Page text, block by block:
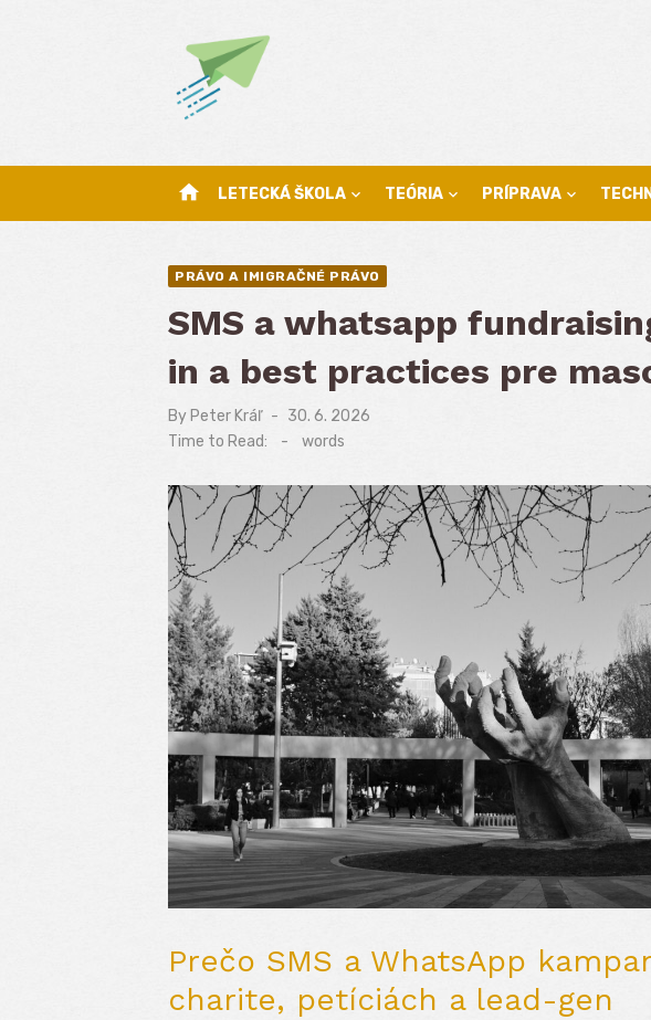
home LETECKÁ ŠKOLA TEÓRIA PRÍPRAVA
PRÁVO A IMIGRAČNÉ PRÁVO
SMS a whatsapp
in a best practices pre
By Peter Kráľ
Posted
on
30. 6. 2026
Time to Read:
- words
Prečo SMS a WhatsApp
charite, petíciách a lead-gen